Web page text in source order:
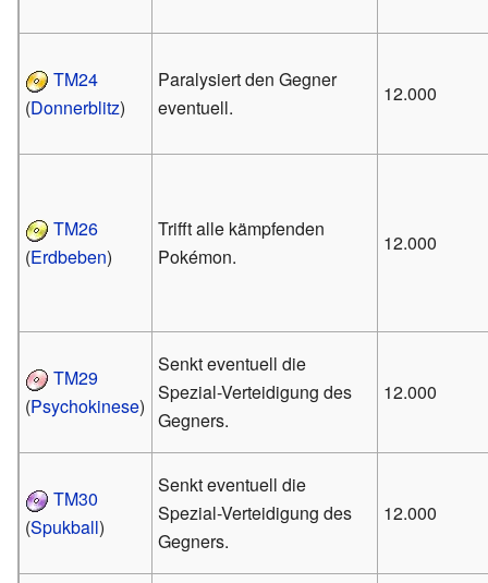
TM24
(Donnerblitz)
Paralysiert den Gegner
eventuell.
12.000
TM26
(Erdbeben)
Trifft alle kämpfenden
Pokémon.
12.000
TM29
(Psychokinese)
Senkt eventuell die
Spezial-Verteidigung des
Gegners.
12.000
TM30
(Spukball)
Senkt eventuell die
Spezial-Verteidigung des
Gegners.
12.000